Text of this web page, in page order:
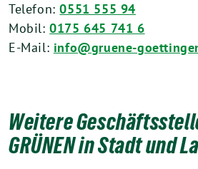
Telefon:0551 555 94
Mobil:0175 645 741 6
E-Mail: info@gruene-
Weitere
GRÜNEN in Stadt und